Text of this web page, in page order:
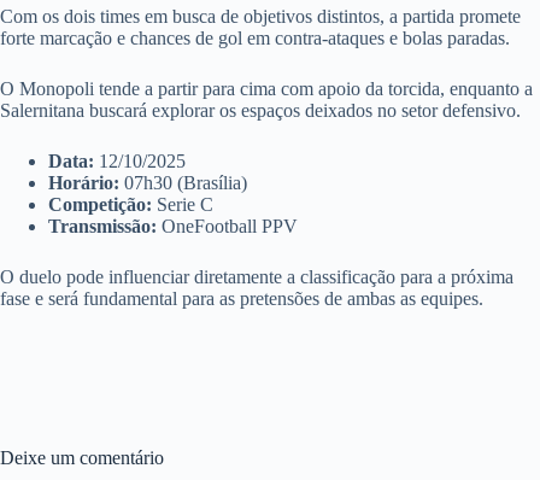
Com os dois times em busca de objetivos distintos, a partida promete
forte marcação e chances de gol em contra-ataques e bolas paradas.
O Monopoli tende a partir para cima com apoio da torcida, enquanto a
Salernitana buscará explorar os espaços deixados no setor defensivo.
Data: 12/10/2025
Horário: 07h30 (Brasília)
Competição: Serie C
Transmissão: OneFootball PPV
O duelo pode influenciar diretamente a classificação para a próxima
fase e será fundamental para as pretensões de ambas as equipes.
Deixe um comentário